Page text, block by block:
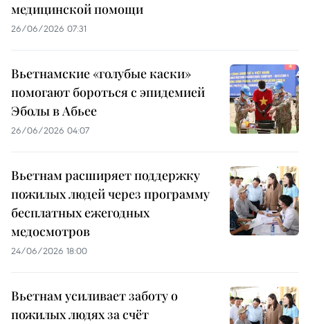
медицинской помощи
26/06/2026 07:31
Вьетнамские «голубые каски»
помогают бороться с эпидемией
Эболы в Абьее
26/06/2026 04:07
Вьетнам расширяет поддержку
пожилых людей через программу
бесплатных ежегодных
медосмотров
24/06/2026 18:00
Вьетнам усиливает заботу о
пожилых людях за счёт